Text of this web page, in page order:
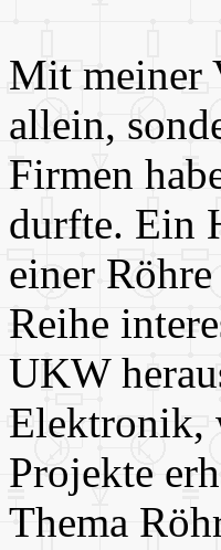
Mit meiner
allein,
Firmen
durfte. Ein
einer
Reihe
UKW
Elektronik,
Projekte
Thema